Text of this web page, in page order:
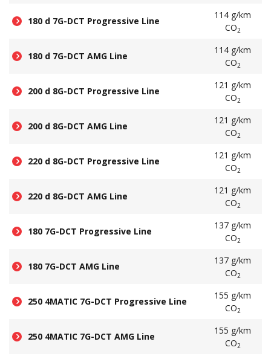
180 d 7G-DCT Progressive Line
114 g/km
CO2
180 d 7G-DCT AMG Line
114 g/km
CO2
200 d 8G-DCT Progressive Line
121 g/km
CO2
200 d 8G-DCT AMG Line
121 g/km
CO2
220 d 8G-DCT Progressive Line
121 g/km
CO2
220 d 8G-DCT AMG Line
121 g/km
CO2
180 7G-DCT Progressive Line
137 g/km
CO2
180 7G-DCT AMG Line
137 g/km
CO2
250 4MATIC 7G-DCT Progressive Line
155 g/km
CO2
250 4MATIC 7G-DCT AMG Line
155 g/km
CO2